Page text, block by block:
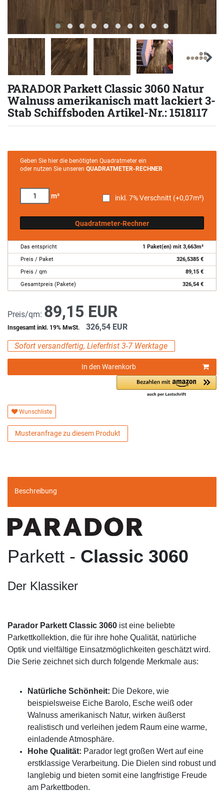
PARADOR Parkett Classic 3060 Natur
Walnuss amerikanisch matt lackiert 3-
Stab Schiffsboden Artikel-Nr.: 1518117
Geben Sie hier die benötigten Quadratmeter ein
oder nutzen Sie unseren QUADRATMETER-RECHNER
m² inkl. 7% Verschnitt (+0,07m²)
Quadratmeter-Rechner
Das entspricht 1 Paket(en) mit 3,663m²
Preis / Paket
326,5385 €
Preis / qm
89,15 €
Gesamtpreis (Pakete)
326,54 €
Preis/qm: 89,15 EUR
Insgesamt inkl. 19% MwSt. 326,54 EUR
Sofort versandfertig, Lieferfrist 3-7 Werktage
In den Warenkorb
Wunschliste
Musteranfrage zu diesem Produkt
Beschreibung
Parkett - Classic 3060
Der Klassiker
Parador Parkett Classic 3060 ist eine beliebte
Parkettkollektion, die für ihre hohe Qualität, natürliche
Optik und vielfältige Einsatzmöglichkeiten geschätzt wird.
Die Serie zeichnet sich durch folgende Merkmale aus:
Natürliche Schönheit: Die Dekore, wie
beispielsweise Eiche Barolo, Esche weiß oder
Walnuss amerikanisch Natur, wirken äußerst
realistisch und verleihen jedem Raum eine warme,
einladende Atmosphäre.
Hohe Qualität: Parador legt großen Wert auf eine
erstklassige Verarbeitung. Die Dielen sind robust und
langlebig und bieten somit eine langfristige Freude
am Parkettboden.